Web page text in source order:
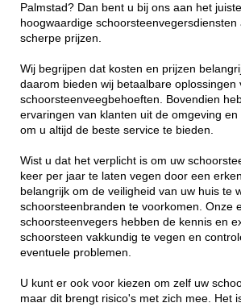
Palmstad? Dan bent u bij ons aan het
hoogwaardige
scherpe prijzen.
Wij begrijpen dat kosten en prijzen
daarom bieden wij betaalbare oplossingen
schoorsteenveegbehoeften. Bovendien
ervaringen van klanten uit de omgeving
om u altijd de beste service te bieden.
Wist u dat het verplicht is om uw
keer per jaar te laten vegen door een
belangrijk om de veiligheid van uw huis te
schoorsteenbranden te voorkomen. Onze
schoorsteenvegers hebben de kennis en
schoorsteen vakkundig te vegen en
eventuele problemen.
U kunt er ook voor kiezen om zelf uw
maar dit brengt risico's met zich mee. Het